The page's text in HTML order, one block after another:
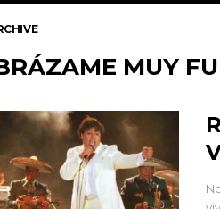
MUY